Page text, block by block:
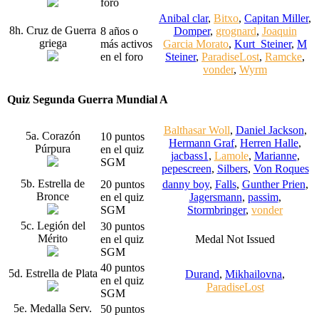
8h. Cruz de Guerra
griega
8 años o
más activos
en el foro
Anibal clar, Bitxo, Capitan Miller,
Domper, grognard, Joaquin
Garcia Morato, Kurt_Steiner, M
Steiner, ParadiseLost, Ramcke,
vonder, Wyrm
Quiz Segunda Guerra Mundial A
5a. Corazón
Púrpura
10 puntos
en el quiz
SGM
Balthasar Woll, Daniel Jackson,
Hermann Graf, Herren Halle,
jacbass1 , Lamole, Marianne,
pepescreen, Silbers, Von Roques
5b. Estrella de
Bronce
20 puntos
en el quiz
SGM
danny boy, Falls, Gunther Prien,
Jagersmann, passim,
Stormbringer, vonder
5c. Legión del
Mérito
30 puntos
en el quiz
SGM
Medal Not Issued
5d. Estrella de Plata 40 puntos
en el quiz
SGM
Durand, Mikhailovna,
ParadiseLost
5e. Medalla Serv.
50 puntos